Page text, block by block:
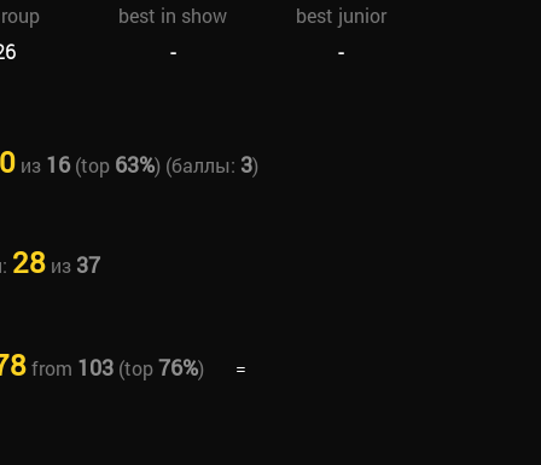
best in show
best junior
- -
из 16(top 63%) (баллы: 3)
28из 37
from 103(top76%) =